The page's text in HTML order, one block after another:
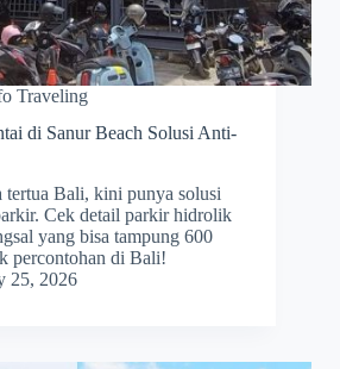
Traveling
di Sanur Beach Solusi Anti-
tertua Bali, kini punya solusi
Cek detail parkir hidrolik
yang bisa tampung 600
percontohan di Bali!
25, 2026